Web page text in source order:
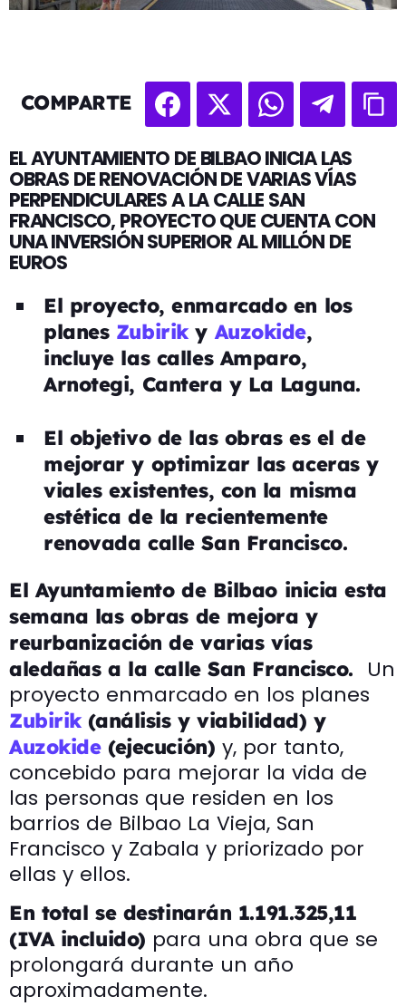
COMPARTE
EL AYUNTAMIENTO DE BILBAO INICIA LAS
OBRAS DE RENOVACIÓN DE VARIAS VÍAS
PERPENDICULARES A LA CALLE SAN
FRANCISCO, PROYECTO QUE CUENTA CON
UNA INVERSIÓN SUPERIOR AL MILLÓN DE
EUROS
El proyecto, enmarcado en los
planes Zubiriky Auzokide,
incluye las calles Amparo,
Arnotegi, Cantera y La Laguna.
El objetivo de las obras es el de
mejorar y optimizar las aceras y
viales existentes, con la misma
estética de la recientemente
renovada calle San Francisco.
El Ayuntamiento de Bilbao inicia esta
semana las obras de mejora y
reurbanización de varias vías
aledañas a la calle San Francisco. Un
proyecto enmarcado en los planes
Zubirik(análisis y viabilidad) y
Auzokide(ejecución) y, por tanto,
concebido para mejorar la vida de
las personas que residen en los
barrios de Bilbao La Vieja, San
Francisco y Zabala y priorizado por
ellas y ellos.
En total se destinarán 1.191.325,11
(IVA incluido) para una obra que se
prolongará durante un año
aproximadamente.